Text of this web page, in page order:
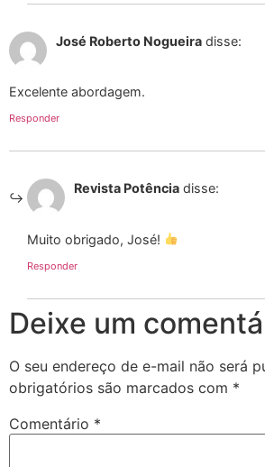
José Roberto Nogueira disse:
Excelente abordagem.
Responder
Revista Potência disse:
Muito obrigado, José!
Responder
Deixe um
O seu endereço de e-mail não será
obrigatórios são marcados com *
Comentário *